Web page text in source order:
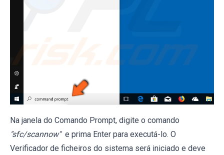
Na janela do Comando Prompt, digite o comando
"sfc/scannow" e prima Enter para executá-lo. O
Verificador de ficheiros do sistema será iniciado e deve